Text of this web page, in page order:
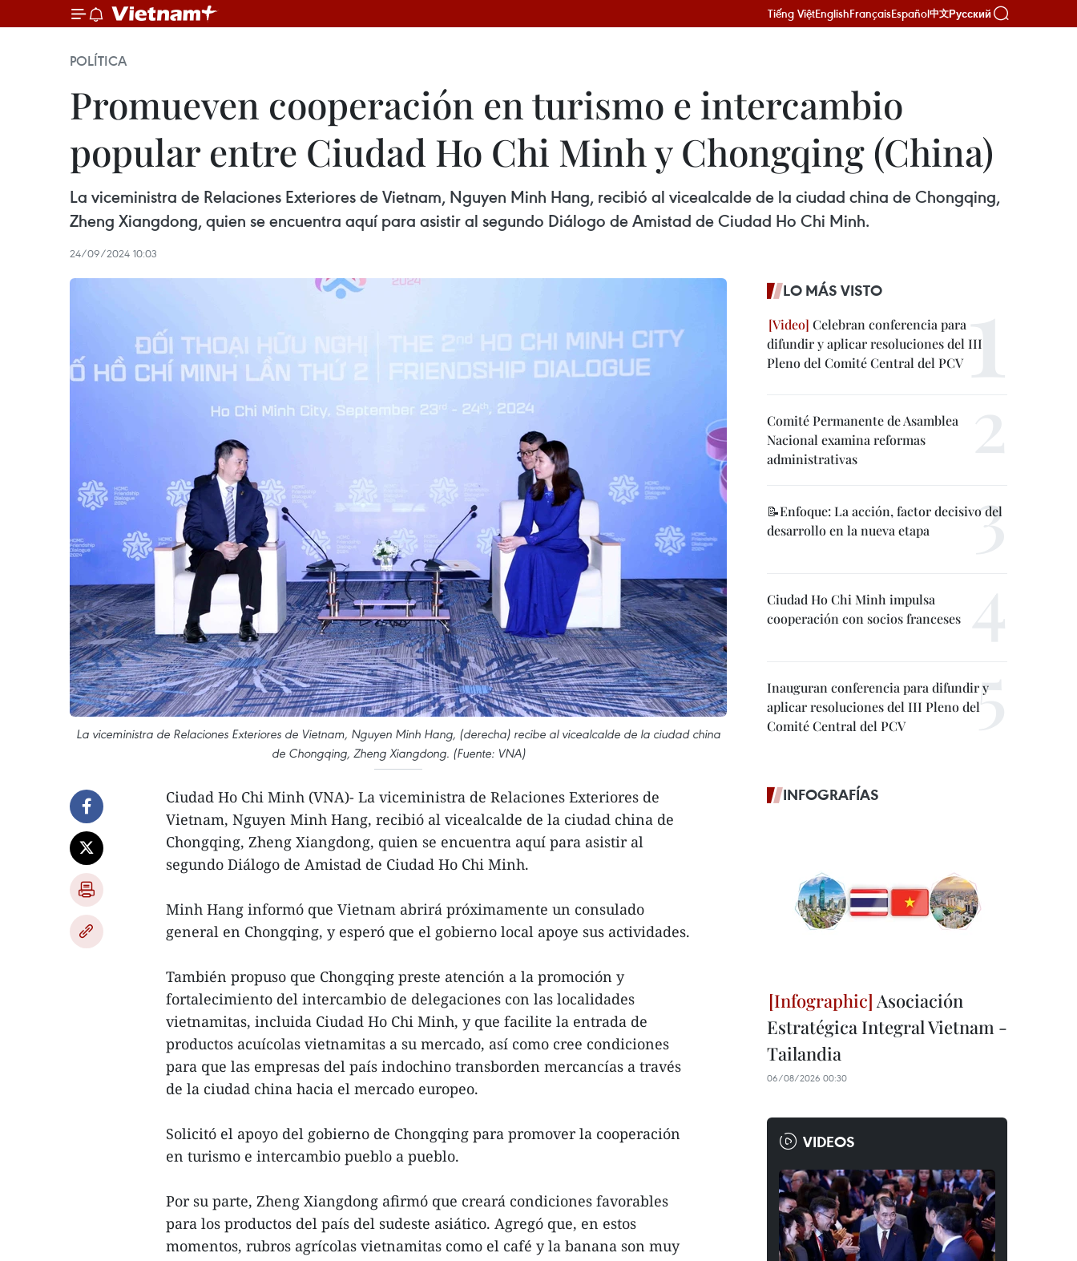
Tiếng ViệtEnglishFrançaisEspañol中文Русский
POLÍTICA
Promueven cooperación en turismo e intercambio
popular entre Ciudad Ho Chi Minh y Chongqing (China)
La viceministra de Relaciones Exteriores de Vietnam, Nguyen Minh Hang, recibió al vicealcalde de la ciudad china de Chongqing,
Zheng Xiangdong, quien se encuentra aquí para asistir al segundo Diálogo de Amistad de Ciudad Ho Chi Minh.
24/09/2024 10:03
La viceministra de Relaciones Exteriores de Vietnam, Nguyen Minh Hang, (derecha) recibe al vicealcalde de la ciudad china
de Chongqing, Zheng Xiangdong. (Fuente: VNA)
Ciudad Ho Chi Minh (VNA)- La viceministra de Relaciones Exteriores de
Vietnam, Nguyen Minh Hang, recibió al vicealcalde de la ciudad china de
Chongqing, Zheng Xiangdong, quien se encuentra aquí para asistir al
segundo Diálogo de Amistad de Ciudad Ho Chi Minh.
Minh Hang informó que Vietnam abrirá próximamente un consulado
general en Chongqing, y esperó que el gobierno local apoye sus actividades.
También propuso que Chongqing preste atención a la promoción y
fortalecimiento del intercambio de delegaciones con las localidades
vietnamitas, incluida Ciudad Ho Chi Minh, y que facilite la entrada de
productos acuícolas vietnamitas a su mercado, así como cree condiciones
para que las empresas del país indochino transborden mercancías a través
de la ciudad china hacia el mercado europeo.
Solicitó el apoyo del gobierno de Chongqing para promover la cooperación
en turismo e intercambio pueblo a pueblo.
Por su parte, Zheng Xiangdong afirmó que creará condiciones favorables
para los productos del país del sudeste asiático. Agregó que, en estos
momentos, rubros agrícolas vietnamitas como el café y la banana son muy
LO MÁS VISTO
Celebran conferencia para
difundir y aplicar resoluciones del III
Pleno del Comité Central del PCV
Comité Permanente de Asamblea
Nacional examina reformas
administrativas
📝Enfoque: La acción, factor decisivo del
desarrollo en la nueva etapa
Ciudad Ho Chi Minh impulsa
cooperación con socios franceses
Inauguran conferencia para difundir y
aplicar resoluciones del III Pleno del
Comité Central del PCV
INFOGRAFÍAS
Asociación
Estratégica Integral Vietnam -
Tailandia
06/08/2026 00:30
VIDEOS